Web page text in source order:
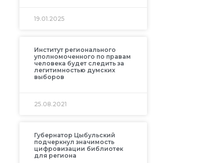
19.01.2025
Институт регионального
уполномоченного по правам
человека будет следить за
легитимностью думских
выборов
25.08.2021
Губернатор Цыбульский
подчеркнул значимость
цифровизации библиотек
для региона